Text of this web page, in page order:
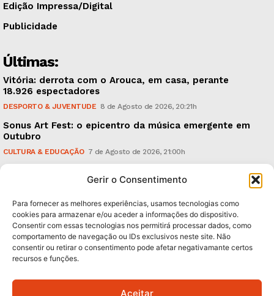
Gerir o Consentimento
Para fornecer as melhores experiências, usamos tecnologias como
cookies para armazenar e/ou aceder a informações do dispositivo.
Consentir com essas tecnologias nos permitirá processar dados, como
comportamento de navegação ou IDs exclusivos neste site. Não
consentir ou retirar o consentimento pode afetar negativamante certos
recursos e funções.
Aceitar
Edição Impressa/Digital
Publicidade
Últimas:
Vitória: derrota com o Arouca, em casa, perante
18.926 espectadores
DESPORTO & JUVENTUDE 8 de Agosto de 2026, 20:21h
Sonus Art Fest: o epicentro da música emergente em
Outubro
CULTURA & EDUCAÇÃO 7 de Agosto de 2026, 21:00h
Subscreva Newsletter: